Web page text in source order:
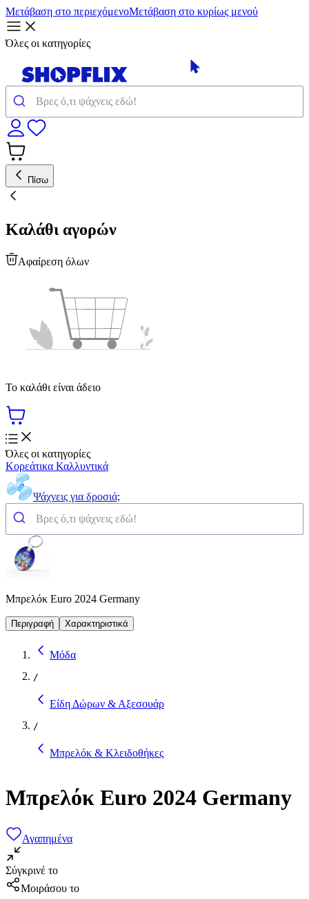
Μετάβαση στο περιεχόμενοΜετάβαση στο κυρίως μενού
Όλες οι κατηγορίες
Πίσω
Καλάθι αγορών
Αφαίρεση όλων
Το καλάθι είναι άδειο
Όλες οι κατηγορίες
Κορεάτικα Καλλυντικά
Ψάχνεις για δροσιά;
Μπρελόκ Euro 2024 Germany
Περιγραφή Χαρακτηριστικά
Μόδα
/
Είδη Δώρων & Αξεσουάρ
/
Μπρελόκ & Κλειδοθήκες
Μπρελόκ Euro 2024 Germany
Αγαπημένα
Σύγκρινέ το
Μοιράσου το